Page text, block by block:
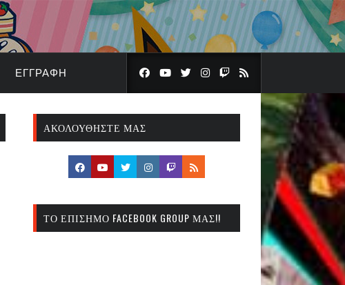
ΕΓΓΡΑΦΉ
ΑΚΟΛΟΥΘΉΣΤΕ ΜΑΣ
ΤΟ ΕΠΊΣΗΜΟ FACEBOOK GROUP ΜΑΣ!!